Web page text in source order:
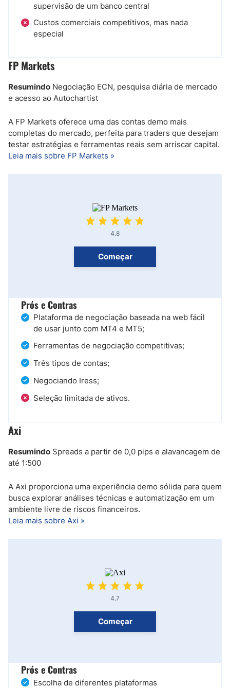
supervisão de um banco central
Custos comerciais competitivos, mas nada
especial
FP Markets
Resumindo Negociação ECN, pesquisa diária de mercado
e acesso ao Autochartist
A FP Markets oferece uma das contas demo mais
completas do mercado, perfeita para traders que desejam
testar estratégias e ferramentas reais sem arriscar capital.
Leia mais sobre FP Markets »
4.8
Começar
Prós e Contras
Plataforma de negociação baseada na web fácil
de usar junto com MT4 e MT5;
Ferramentas de negociação competitivas;
Três tipos de contas;
Negociando Iress;
Seleção limitada de ativos.
Axi
Resumindo Spreads a partir de 0,0 pips e alavancagem de
até 1:500
A Axi proporciona uma experiência demo sólida para quem
busca explorar análises técnicas e automatização em um
ambiente livre de riscos financeiros.
Leia mais sobre Axi »
4.7
Começar
Prós e Contras
Escolha de diferentes plataformas